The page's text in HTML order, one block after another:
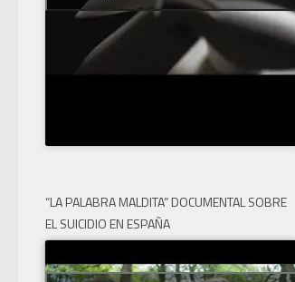
“LA PALABRA MALDITA” DOCUMENTAL SOBRE
EL SUICIDIO EN ESPAÑA